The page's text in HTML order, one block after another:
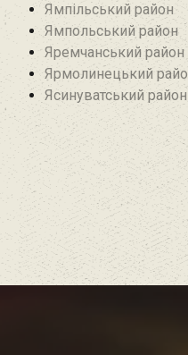
Ямпільський район
Ямпольський район
Яремчанський район
Ярмолинецький
Ясинуватський район